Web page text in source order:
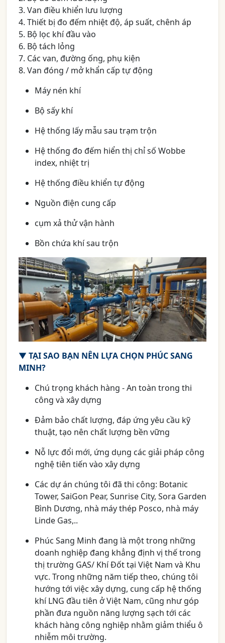
3. Van điều khiển lưu lượng
4. Thiết bị đo đếm nhiệt độ, áp suất, chênh áp
5. Bộ lọc khí đầu vào
6. Bộ tách lỏng
7. Các van, đường ống, phụ kiện
8. Van đóng / mở khẩn cấp tự động
Máy nén khí
Bộ sấy khí
Hệ thống lấy mẫu sau trạm trộn
Hệ thống đo đếm hiển thị chỉ số Wobbe
index, nhiệt trị
Hệ thống điều khiển tự động
Nguồn điện cung cấp
cụm xả thử vận hành
Bồn chứa khí sau trộn
▼ TẠI SAO BẠN NÊN LỰA CHỌN PHÚC SANG
MINH?
Chú trọng khách hàng - An toàn trong thi
công và xây dựng
Đảm bảo chất lượng, đáp ứng yêu cầu kỹ
thuật, tạo nên chất lượng bền vững
Nỗ lực đổi mới, ứng dụng các giải pháp công
nghệ tiên tiến vào xây dựng
Các dự án chúng tôi đã thi công: Botanic
Tower, SaiGon Pear, Sunrise City, Sora Garden
Bình Dương, nhà máy thép Posco, nhà máy
Linde Gas,..
Phúc Sang Minh đang là một trong những
doanh nghiệp đang khẳng định vị thế trong
thị trường GAS/ Khí Đốt tại Việt Nam và Khu
vực. Trong những năm tiếp theo, chúng tôi
hướng tới việc xây dựng, cung cấp hệ thống
khí LNG đầu tiên ở Việt Nam, cũng như góp
phần đưa nguồn năng lượng sạch tới các
khách hàng công nghiệp nhằm giảm thiểu ô
nhiễm môi trường.